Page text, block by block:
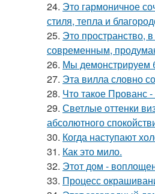
24. Это гармоничное
стиля, тепла и
25. Это пространство,
современным,
26. Мы демонстрируем
27. Эта вилла словно
28. Что такое Прованс
29. Светлые оттенки
абсолютного
30. Когда наступают
31. Как это мило.
32. Этот дом -
33. Процесс